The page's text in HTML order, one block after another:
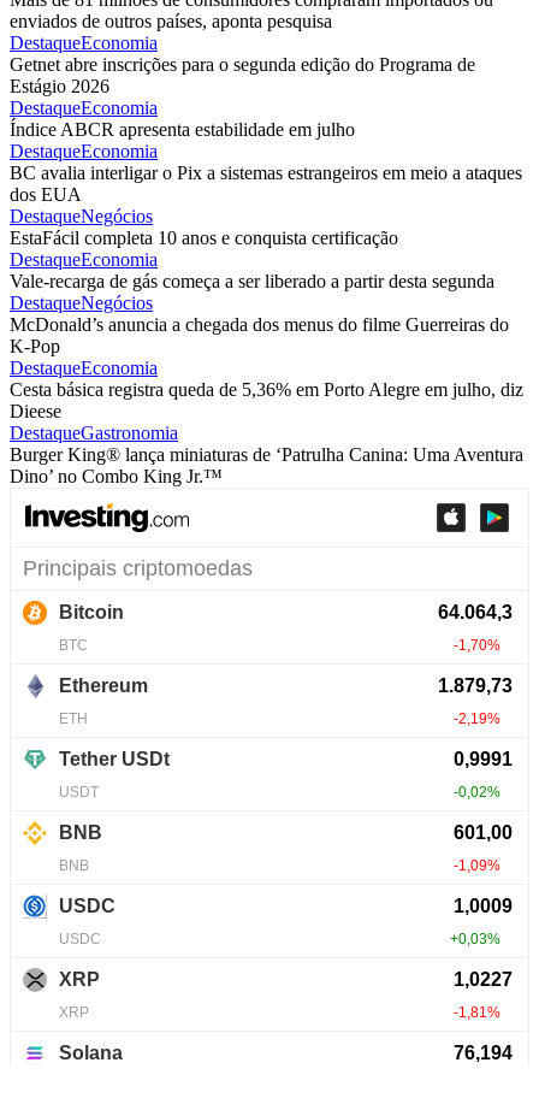
enviados de outros países, aponta pesquisa
DestaqueEconomia
Getnet abre inscrições para o segunda edição do Programa de
Estágio 2026
DestaqueEconomia
Índice ABCR apresenta estabilidade em julho
DestaqueEconomia
BC avalia interligar o Pix a sistemas estrangeiros em meio a ataques
dos EUA
DestaqueNegócios
EstaFácil completa 10 anos e conquista certificação
DestaqueEconomia
Vale-recarga de gás começa a ser liberado a partir desta segunda
DestaqueNegócios
McDonald’s anuncia a chegada dos menus do filme Guerreiras do
K-Pop
DestaqueEconomia
Cesta básica registra queda de 5,36% em Porto Alegre em julho, diz
Dieese
DestaqueGastronomia
Burger King® lança miniaturas de ‘Patrulha Canina: Uma Aventura
Dino’ no Combo King Jr.™